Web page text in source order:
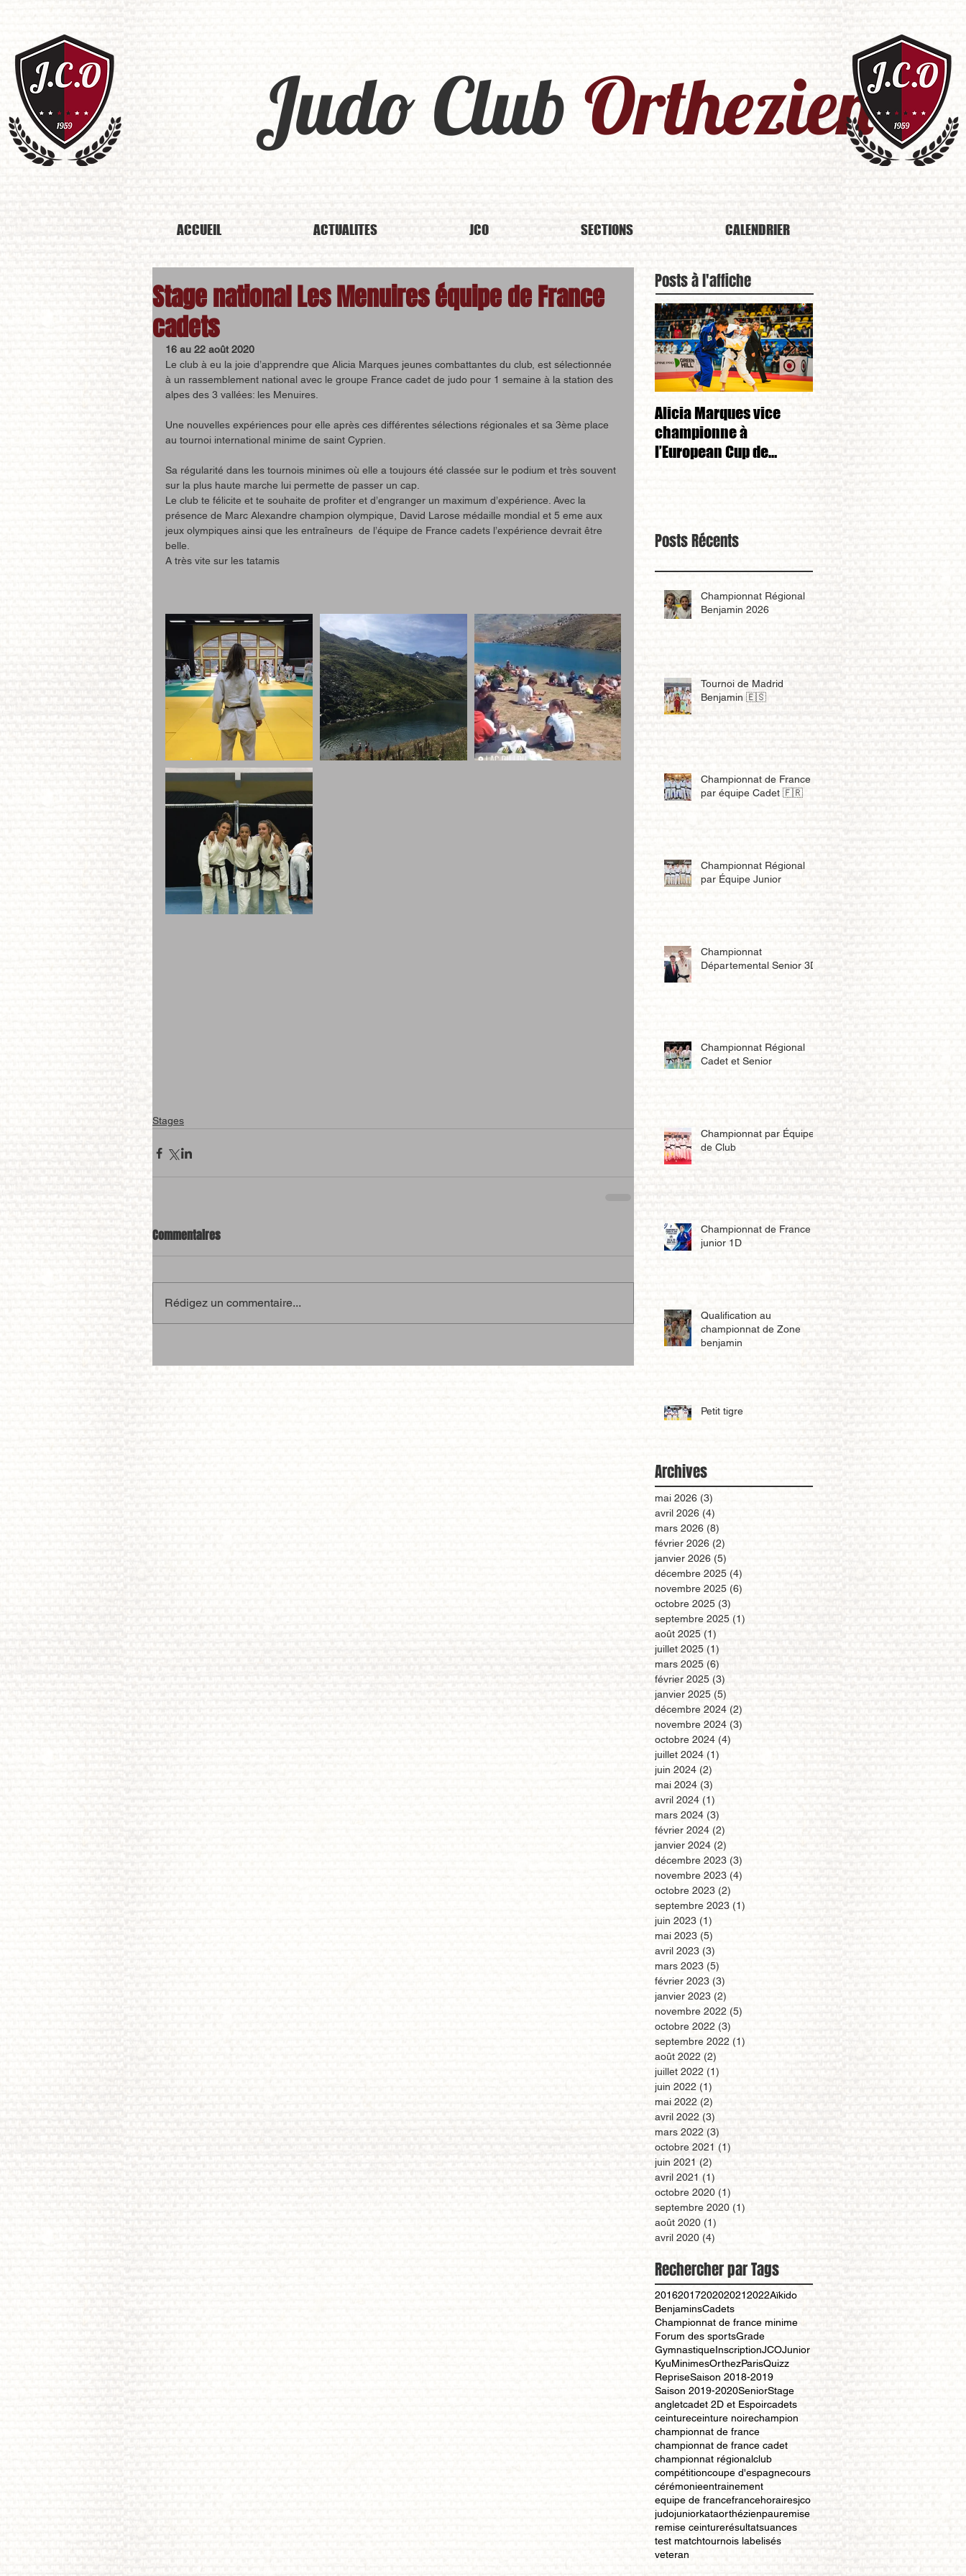
Judo Club Orthezien​
ACCUEIL ACTUALITES JCO SECTIONS CALENDRIER
Stage national Les Menuires équipe de France
cadets
16 au 22 août 2020
Le club à eu la joie d’apprendre que Alicia Marques jeunes combattantes du club, est sélectionnée
à un rassemblement national avec le groupe France cadet de judo pour 1 semaine à la station des
alpes des 3 vallées: les Menuires.
Une nouvelles expériences pour elle après ces différentes sélections régionales et sa 3ème place
au tournoi international minime de saint Cyprien.
Sa régularité dans les tournois minimes où elle a toujours été classée sur le podium et très souvent
sur la plus haute marche lui permette de passer un cap.
Le club te félicite et te souhaite de profiter et d’engranger un maximum d’expérience. Avec la
présence de Marc Alexandre champion olympique, David Larose médaille mondial et 5 eme aux
jeux olympiques ainsi que les entraîneurs  de l’équipe de France cadets l’expérience devrait être
belle.
A très vite sur les tatamis
Stages
Commentaires
Rédigez un commentaire...
Posts à l'affiche
Alicia Marques vice
championne à
l’European Cup de
Posts Récents
Championnat Régional
Benjamin 2026
Tournoi de Madrid
Benjamin 🇪🇸
Championnat de France
par équipe Cadet 🇫🇷
Championnat Régional
par Équipe Junior
Championnat
Départemental Senior 3D
Championnat Régional
Cadet et Senior
Championnat par Équipe
de Club
Championnat de France
junior 1D
Qualification au
championnat de Zone
benjamin
Petit tigre
Archives
mai 2026 (3)
avril 2026 (4)
mars 2026 (8)
février 2026 (2)
janvier 2026 (5)
décembre 2025 (4)
novembre 2025 (6)
octobre 2025 (3)
septembre 2025 (1)
août 2025 (1)
juillet 2025 (1)
mars 2025 (6)
février 2025 (3)
janvier 2025 (5)
décembre 2024 (2)
novembre 2024 (3)
octobre 2024 (4)
juillet 2024 (1)
juin 2024 (2)
mai 2024 (3)
avril 2024 (1)
mars 2024 (3)
février 2024 (2)
janvier 2024 (2)
décembre 2023 (3)
novembre 2023 (4)
octobre 2023 (2)
septembre 2023 (1)
juin 2023 (1)
mai 2023 (5)
avril 2023 (3)
mars 2023 (5)
février 2023 (3)
janvier 2023 (2)
novembre 2022 (5)
octobre 2022 (3)
septembre 2022 (1)
août 2022 (2)
juillet 2022 (1)
juin 2022 (1)
mai 2022 (2)
avril 2022 (3)
mars 2022 (3)
octobre 2021 (1)
juin 2021 (2)
avril 2021 (1)
octobre 2020 (1)
septembre 2020 (1)
août 2020 (1)
avril 2020 (4)
Rechercher par Tags
20162017202020212022Aïkido
BenjaminsCadets
Championnat de france minime
Forum des sportsGrade
GymnastiqueInscriptionJCOJunior
KyuMinimesOrthezParisQuizz
RepriseSaison 2018-2019
Saison 2019-2020SeniorStage
angletcadet 2D et Espoircadets
ceintureceinture noirechampion
championnat de france
championnat de france cadet
championnat régionalclub
compétitioncoupe d'espagnecours
cérémonieentrainement
equipe de francefrancehorairesjco
judojuniorkataorthézienpauremise
remise ceinturerésultatsuances
test matchtournois labelisés
veteran